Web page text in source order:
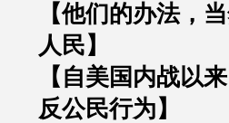
【他们的办法，
人民】
【自美国内战以
反公民行为】